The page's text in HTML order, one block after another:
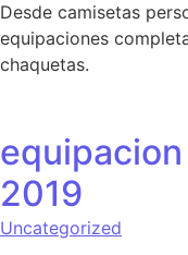
Desde camisetas
equipaciones
chaquetas.
2019
Uncategorized